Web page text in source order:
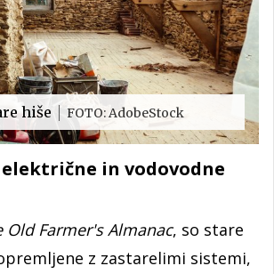
hiše FOTO: AdobeStock
in vodovodne
Old Farmer's Almanac, so stare
z zastarelimi sistemi,